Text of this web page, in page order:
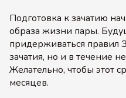
Подготовка к зачатию
образа жизни пары.
придерживаться правил
зачатия, но и в течение
Желательно, чтобы этот
месяцев.